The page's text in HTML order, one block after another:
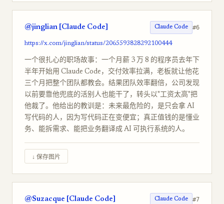
@jinglian [Claude Code] Claude Code #6
https://x.com/jinglian/status/2065593828292100444
一个很扎心的职场故事：一个月薪 3 万 8 的程序员去年下
半年开始用 Claude Code，交付效率拉满，老板就让他花
三个月把整个团队都教会。结果团队效率翻倍，公司发现
以前要靠他兜底的活别人也能干了，转头以"工资太高"把
他裁了。他给出的教训是：未来最危险的，是只会拿 AI
写代码的人，因为写代码正在变便宜；真正值钱的是懂业
务、能拆需求、能把业务翻译成 AI 可执行系统的人。
↓ 保存图片
@Suzacque [Claude Code] Claude Code #7